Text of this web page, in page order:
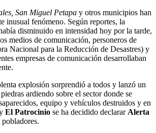
San Miguel Petapa y otros municipios han
inusual fenómeno. Según reportes, la
disminuido en intensidad hoy por la tarde,
medios de comunicación, personeros de
Nacional para la Reducción de Desastres) y
empresas de comunicación desarrollaban
explosión sorprendió a todos y lanzó un
ardiendo sobre el sector donde se
equipo y vehículos destruidos y en
El Patrocinio se ha decidido declarar Alerta